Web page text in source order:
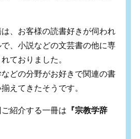
、お客様の読書好きが伺われ
、小説などの文芸書の他に専
ておりました。
どの分野がお好きで関連の書
えてきたそうです。
紹介する一冊は 『宗教学辞